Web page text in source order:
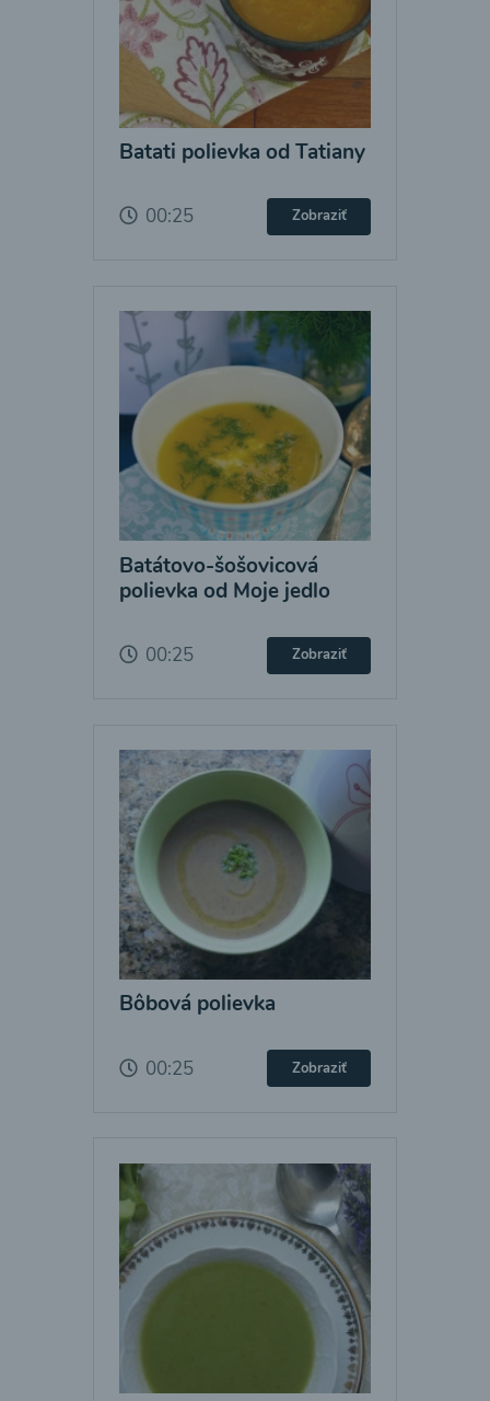
Batati polievka od Tatiany
00:25 Zobraziť
Batátovo-šošovicová
polievka od Moje jedlo
00:25 Zobraziť
Bôbová polievka
00:25 Zobraziť